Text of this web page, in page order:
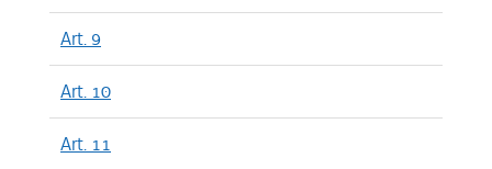
Art. 9
Art. 10
Art. 11